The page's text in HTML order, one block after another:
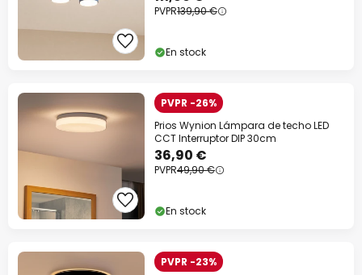
PVPR139,90 €
En stock
PVPR -26%
Prios Wynion Lámpara de techo LED
CCT Interruptor DIP 30cm
36,90 €
PVPR49,90 €
En stock
PVPR -23%